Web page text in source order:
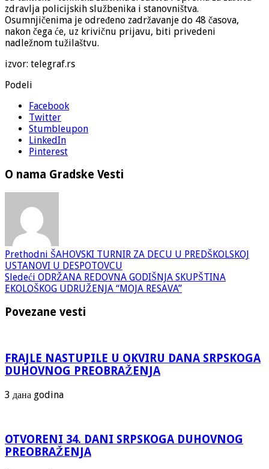
zdravlja policijskih službenika i stanovništva.
Osumnjičenima je određeno zadržavanje do 48 časova,
nakon čega će, uz krivičnu prijavu, biti privedeni
nadležnom tužilaštvu.
izvor: telegraf.rs
Podeli
Facebook
Twitter
Stumbleupon
LinkedIn
Pinterest
O nama Gradske Vesti
Prethodni ŠAHOVSKI TURNIR ZA DECU U PREDŠKOLSKOJ
USTANOVI U DESPOTOVCU
Sledeći ODRŽANA REDOVNA GODIŠNJA SKUPŠTINA
EKOLOŠKOG UDRUŽENJA “MOJA RESAVA”
Povezane vesti
FRAJLE NASTUPILE U OKVIRU DANA SRPSKOGA
DUHOVNOG PREOBRAŽENJA
3 дана godina
OTVORENI 34. DANI SRPSKOGA DUHOVNOG
PREOBRAŽENJA